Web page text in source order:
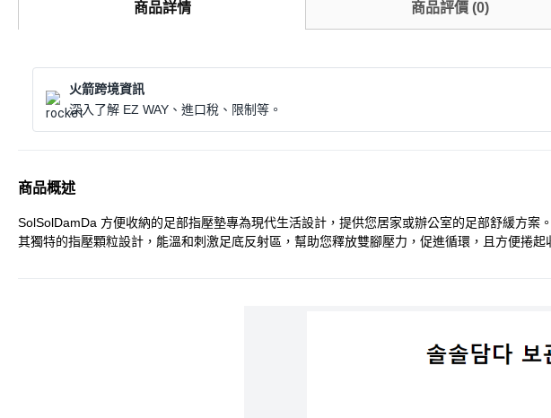
商品詳情 商品評價(0)
火箭跨境資訊
深入了解 EZ WAY、進口稅、限制等。
商品概述
SolSolDamDa 方便收納的足部指壓墊專為現代生活設計，提供您居家或辦公室的足部舒緩方
其獨特的指壓顆粒設計，能溫和刺激足底反射區，幫助您釋放雙腳壓力，促進循環，且方便捲